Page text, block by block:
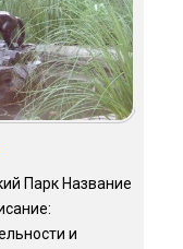
Парк Название
и